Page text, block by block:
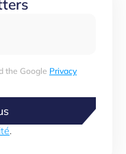
the Google Privacy
.